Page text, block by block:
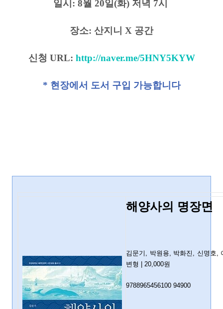
일시: 8월 20일(화) 저녁 7시
장소: 산지니 X 공간
신청 URL: http://naver.me/5HNY5KYW
* 현장에서 도서 구입 가능합니다
해양사의 명장면
김문기, 박원용, 박화진, 신명호,
변형
| 20,000원
9788965456100 94900